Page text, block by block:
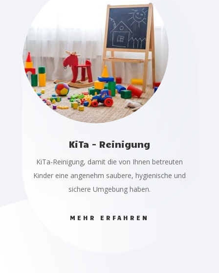
KiTa - Reinigung
KiTa-Reinigung, damit die von Ihnen betreuten
Kinder eine angenehm saubere, hygienische und
sichere Umgebung haben.
MEHR ERFAHREN